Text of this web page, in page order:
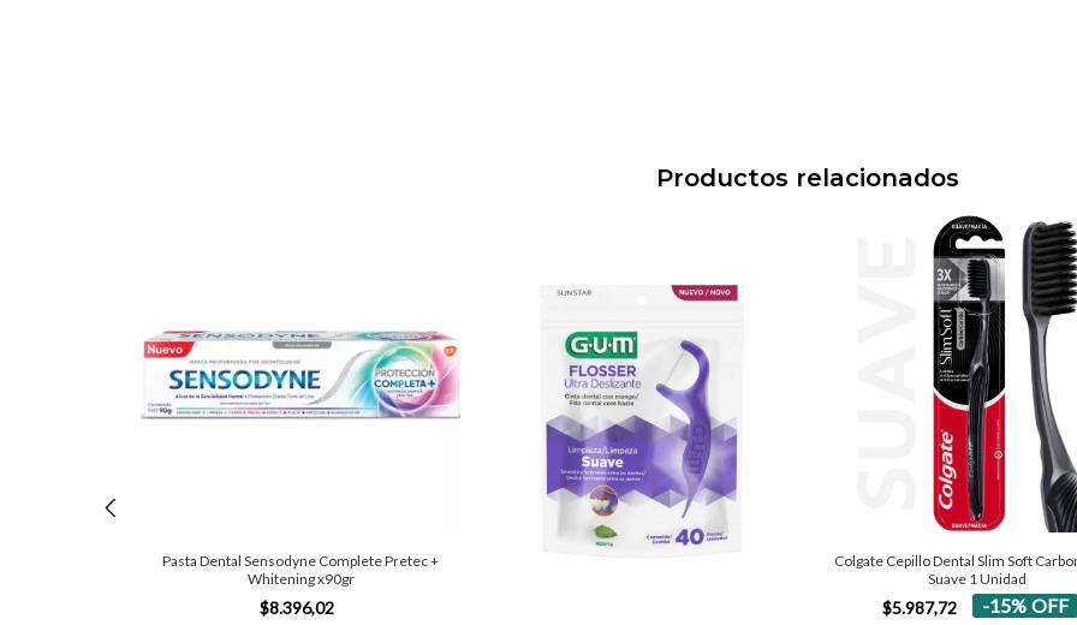
Productos relacionados
Pasta Dental Sensodyne Complete Pretec +
Whitening x90gr
$8.396,02
Colgate Cepillo Dental Slim Soft
Suave 1 Unidad
$5.987,72 -15%OFF